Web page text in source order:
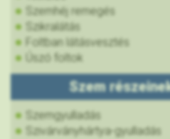
Szemhéj remegés
Szikralátás
Foltban látásvesztés
Úszó foltok
Szem
Szemgyulladás
Szivárványhártya-gyulladás